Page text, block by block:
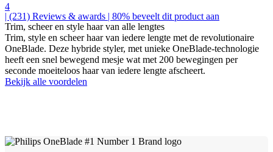
4
| (231) Reviews & awards | 80% beveelt dit product aan
Trim, scheer en style haar van alle lengtes
Trim, style en scheer haar van iedere lengte met de revolutionaire
OneBlade. Deze hybride styler, met unieke OneBlade-technologie
heeft een snel bewegend mesje wat met 200 bewegingen per
seconde moeiteloos haar van iedere lengte afscheert.
Bekijk alle voordelen